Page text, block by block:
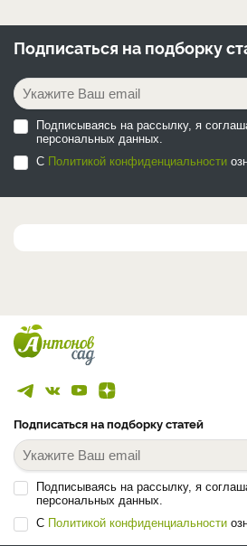
Подписаться на подборку
Подписываясь на рассылку, я
персональных данных.
С Политикой конфиденциальности
Подписаться на подборку статей
Подписываясь на рассылку, я
персональных данных.
С Политикой конфиденциальности